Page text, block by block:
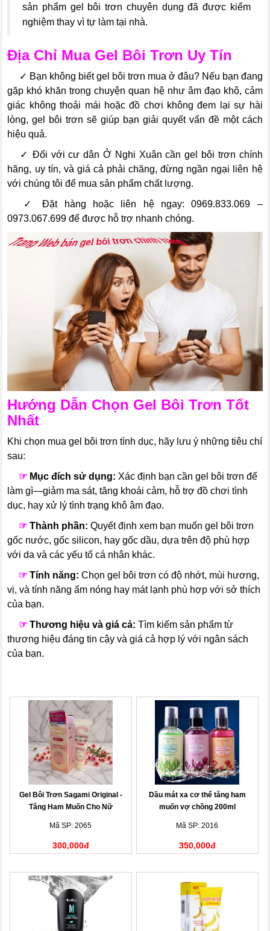
sản phẩm gel bôi trơn chuyên dụng đã được kiểm
nghiệm thay vì tự làm tại nhà.
Địa Chỉ Mua Gel Bôi Trơn Uy Tín
✓ Bạn không biết gel bôi trơn mua ở đâu? Nếu bạn đang
gặp khó khăn trong chuyện quan hệ như âm đạo khô, cảm
giác không thoải mái hoặc đồ chơi không đem lại sự hài
lòng, gel bôi trơn sẽ giúp bạn giải quyết vấn đề một cách
hiệu quả.
✓ Đối với cư dân Ở Nghi Xuân cần gel bôi trơn chính
hãng, uy tín, và giá cả phải chăng, đừng ngần ngại liên hệ
với chúng tôi để mua sản phẩm chất lượng.
✓Đặt hàng hoặc liên hệ ngay: 0969.833.069 –
0973.067.699 để được hỗ trợ nhanh chóng.
Hướng Dẫn Chọn Gel Bôi Trơn Tốt
Nhất
Khi chọn mua gel bôi trơn tình dục, hãy lưu ý những tiêu chí
sau:
☞ Mục đích sử dụng: Xác định bạn cần gel bôi trơn để
làm gì—giảm ma sát, tăng khoái cảm, hỗ trợ đồ chơi tình
dục, hay xử lý tình trạng khô âm đạo.
☞Thành phần: Quyết định xem bạn muốn gel bôi trơn
gốc nước, gốc silicon, hay gốc dầu, dựa trên độ phù hợp
với da và các yếu tố cá nhân khác.
☞Tính năng: Chọn gel bôi trơn có độ nhớt, mùi hương,
vị, và tính năng ấm nóng hay mát lạnh phù hợp với sở thích
của bạn.
☞Thương hiệu và giá cả: Tìm kiếm sản phẩm từ
thương hiệu đáng tin cậy và giá cả hợp lý với ngân sách
của bạn.
Gel Bôi Trơn Sagami Original -
Tăng Ham Muốn Cho Nữ
Mã SP: 2065
300,000đ
Dầu mát xa cơ thể tăng ham
muốn vợ chồng 200ml
Mã SP: 2016
350,000đ